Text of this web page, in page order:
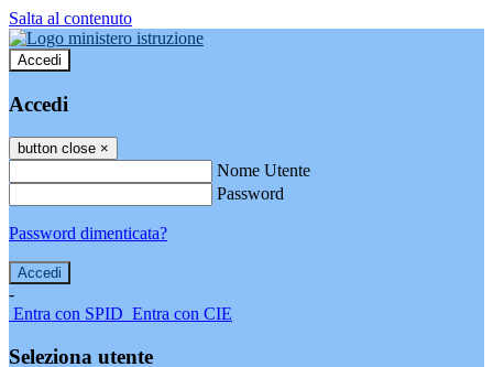
Salta al contenuto
Accedi
Accedi
button close ×
Nome Utente
Password
Password dimenticata?
-
Entra con SPID Entra con CIE
Seleziona utente